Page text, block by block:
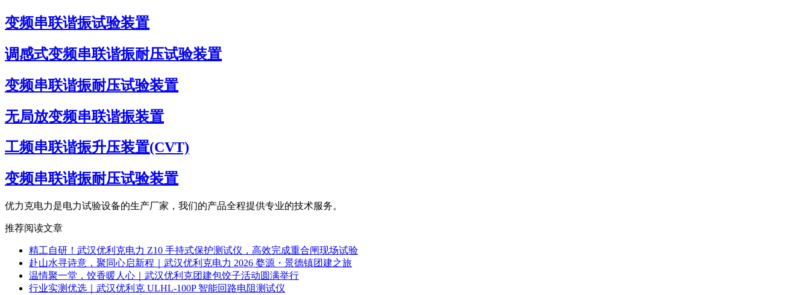
变频串联谐振试验装置
调感式变频串联谐振耐压试验装置
变频串联谐振耐压试验装置
无局放变频串联谐振装置
工频串联谐振升压装置(CVT)
变频串联谐振耐压试验装置
优力克电力是电力试验设备的生产厂家，我们的产品全程提供专业的技术服务。
推荐阅读文章
精工自研！武汉优利克电力 Z10 手持式保护测试仪，高效完成重合闸现场试验
赴山水寻诗意，聚同心启新程｜武汉优利克电力 2026 婺源・景德镇团建之旅
温情聚一堂，饺香暖人心｜武汉优利克团建包饺子活动圆满举行
行业实测优选｜武汉优利克 ULHL-100P 智能回路电阻测试仪